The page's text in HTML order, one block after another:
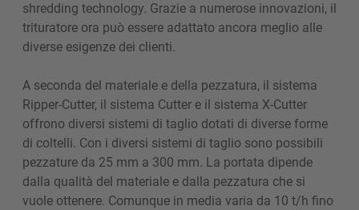
shredding technology. Grazie a numerose innovazioni, il
trituratore ora può essere adattato ancora meglio alle
diverse esigenze dei clienti.
A seconda del materiale e della pezzatura, il sistema
Ripper-Cutter, il sistema Cutter e il sistema X-Cutter
offrono diversi sistemi di taglio dotati di diverse forme
di coltelli. Con i diversi sistemi di taglio sono possibili
pezzature da 25 mm a 300 mm. La portata dipende
dalla qualità del materiale e dalla pezzatura che si
vuole ottenere. Comunque in media varia da 10 t/h fino